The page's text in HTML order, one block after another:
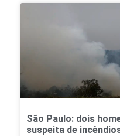
São Paulo: dois
suspeita de